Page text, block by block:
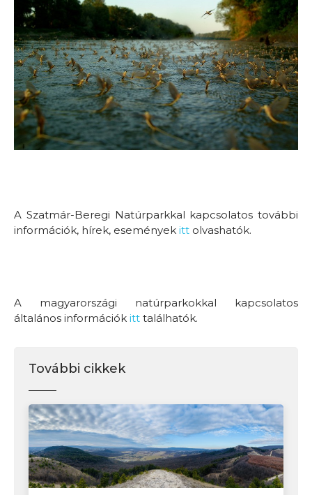
A Szatmár-Beregi Natúrparkkal kapcsolatos további
információk, hírek, események itt olvashatók.
A magyarországi natúrparkokkal kapcsolatos
általános információk itt találhatók.
További cikkek